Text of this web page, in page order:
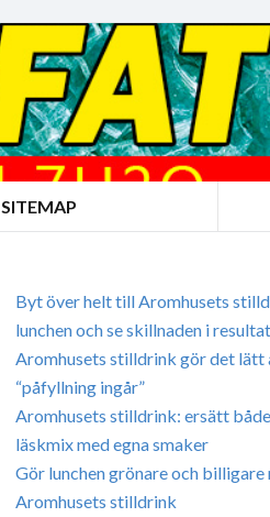
SITEMAP
Byt över helt till Aromhusets
lunchen och se skillnaden i
Aromhusets stilldrink gör det lätt
“påfyllning ingår”
Aromhusets stilldrink: ersätt
läskmix med egna smaker
Gör lunchen grönare och billigare
Aromhusets stilldrink